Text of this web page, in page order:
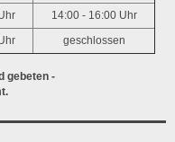
14:00 - 16:00 Uhr
geschlossen
gebeten -